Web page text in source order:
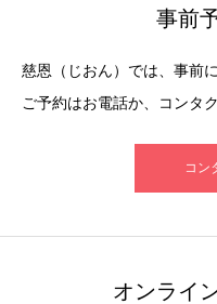
事前
慈恩（じおん）では、事前
ご予約はお電話か、コンタ
コン
オンライ